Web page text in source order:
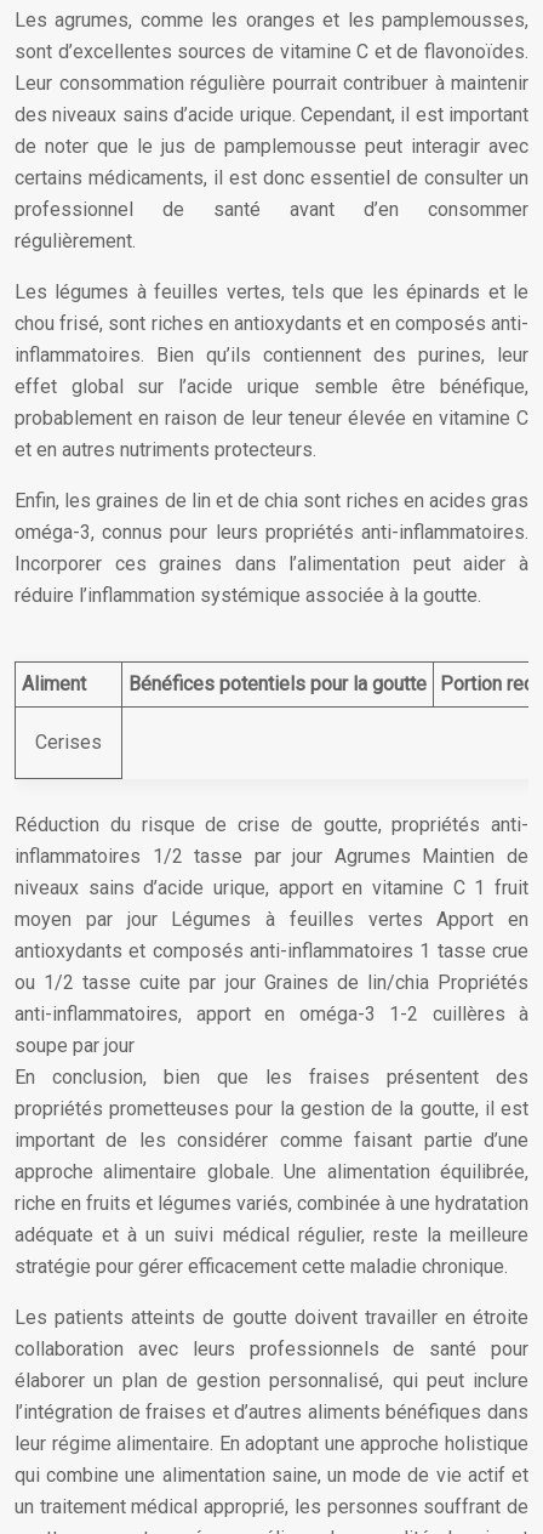
Les agrumes, comme les oranges et les pamplemousses,
sont d’excellentes sources de vitamine C et de flavonoïdes.
Leur consommation régulière pourrait contribuer à maintenir
des niveaux sains d’acide urique. Cependant, il est important
de noter que le jus de pamplemousse peut interagir avec
certains médicaments, il est donc essentiel de consulter un
professionnel de santé avant d’en consommer
régulièrement.
Les légumes à feuilles vertes, tels que les épinards et le
chou frisé, sont riches en antioxydants et en composés anti-
inflammatoires. Bien qu’ils contiennent des purines, leur
effet global sur l’acide urique semble être bénéfique,
probablement en raison de leur teneur élevée en vitamine C
et en autres nutriments protecteurs.
Enfin, les graines de lin et de chia sont riches en acides gras
oméga-3, connus pour leurs propriétés anti-inflammatoires.
Incorporer ces graines dans l’alimentation peut aider à
réduire l’inflammation systémique associée à la goutte.
Aliment Bénéfices potentiels pour la goutte Portion
Cerises
Réduction du risque de crise de goutte, propriétés anti-
inflammatoires 1/2 tasse par jour Agrumes Maintien de
niveaux sains d’acide urique, apport en vitamine C 1 fruit
moyen par jour Légumes à feuilles vertes Apport en
antioxydants et composés anti-inflammatoires 1 tasse crue
ou 1/2 tasse cuite par jour Graines de lin/chia Propriétés
anti-inflammatoires, apport en oméga-3 1-2 cuillères à
soupe par jour
En conclusion, bien que les fraises présentent des
propriétés prometteuses pour la gestion de la goutte, il est
important de les considérer comme faisant partie d’une
approche alimentaire globale. Une alimentation équilibrée,
riche en fruits et légumes variés, combinée à une hydratation
adéquate et à un suivi médical régulier, reste la meilleure
stratégie pour gérer efficacement cette maladie chronique.
Les patients atteints de goutte doivent travailler en étroite
collaboration avec leurs professionnels de santé pour
élaborer un plan de gestion personnalisé, qui peut inclure
l’intégration de fraises et d’autres aliments bénéfiques dans
leur régime alimentaire. En adoptant une approche holistique
qui combine une alimentation saine, un mode de vie actif et
un traitement médical approprié, les personnes souffrant de